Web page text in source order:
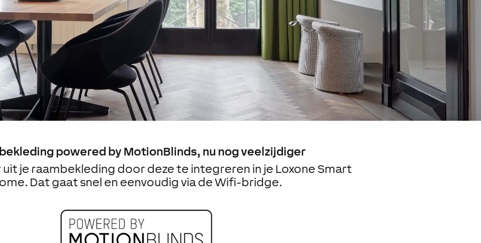
powered by MotionBlinds, nu nog veelzijdiger
uit je raambekleding door deze te integreren in je Loxone Smart
Dat gaat snel en eenvoudig via de Wifi-bridge.